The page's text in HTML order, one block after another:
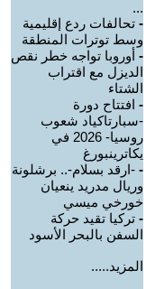
...
- تحالفات ردع إقليمية
وسط توترات المنطقة
- أوروبا تواجه خطر نقص
الديزل مع اقتراب
الشتاء
- افتتاح دورة
-سبارتاكياد شعوب
روسيا- 2026 في
يكاترينبورغ
- -ارقد بسلام-.. برشلونة
وريال مدريد ينعيان
خورخي ميسي
- تركيا تقيد حركة
السفن بالبحر الأسود
المزيد.....